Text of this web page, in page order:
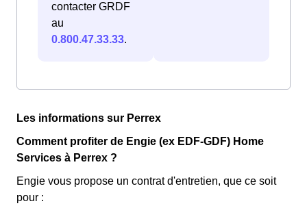
contacter GRDF
au
0.800.47.33.33.
Les informations sur Perrex
Comment profiter de Engie (ex EDF-GDF) Home
Services à Perrex ?
Engie vous propose un contrat d'entretien, que ce soit
pour :